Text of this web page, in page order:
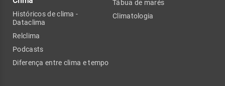
Históricos de clima -
Dataclima
Relclima
Podcasts
Diferença entre clima e tempo
Tábua de marés
Climatologia